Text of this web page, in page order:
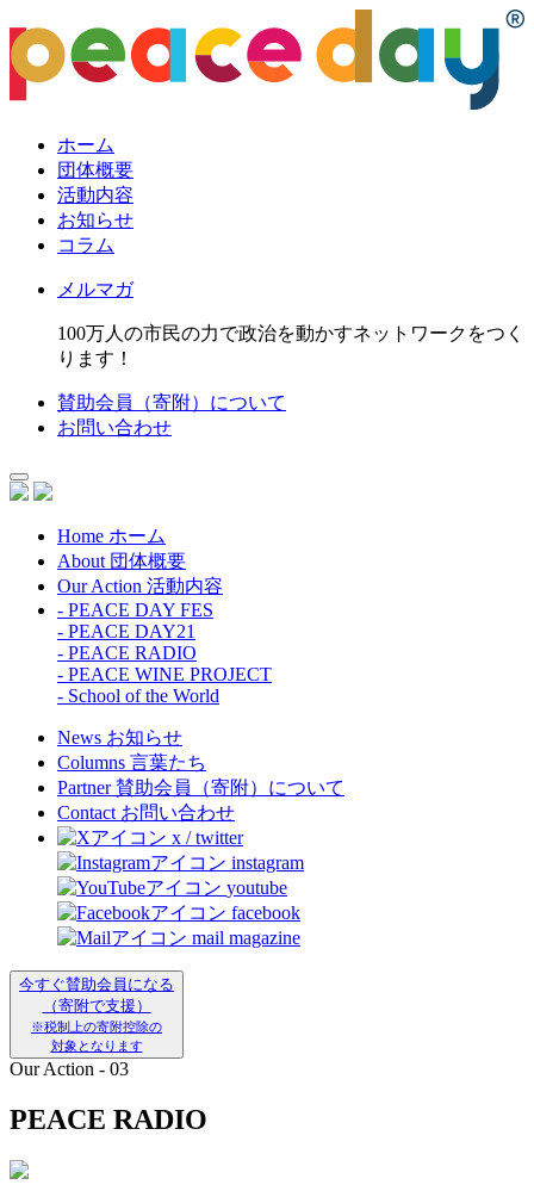
ホーム
団体概要
活動内容
お知らせ
コラム
メルマガ
100万人の市民の力で政治を動かすネットワークをつく
ります！
賛助会員（寄附）について
お問い合わせ
Home ホーム
About 団体概要
Our Action 活動内容
- PEACE DAY FES
- PEACE DAY21
- PEACE RADIO
- PEACE WINE PROJECT
- School of the World
News お知らせ
Columns 言葉たち
Partner 賛助会員（寄附）について
Contact お問い合わせ
x / twitter
instagram
youtube
facebook
mail magazine
今すぐ賛助会員になる
（寄附で支援）
※税制上の寄附控除の
対象となります
Our Action - 03
PEACE RADIO